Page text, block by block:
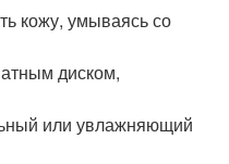
кожу, умываясь со
диском,
или увлажняющий